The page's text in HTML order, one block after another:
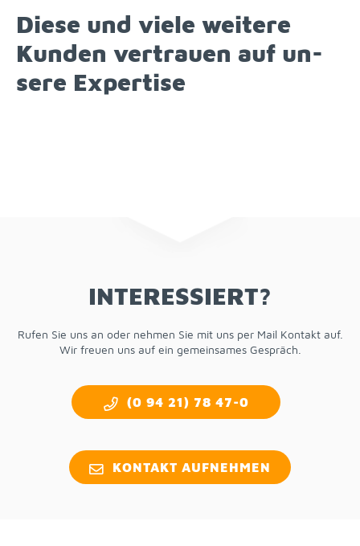
Die­se und vie­le wei­te­re
Kun­den ver­trau­en auf un­
se­re Ex­per­ti­se
IN­TER­ES­SIERT?
Ru­fen Sie uns an oder neh­men Sie mit uns per Mail Kon­takt auf.
Wir freu­en uns auf ein ge­mein­sa­mes Ge­spräch.
(0 94 21) 78 47-0
KON­TAKT AUF­NEH­MEN